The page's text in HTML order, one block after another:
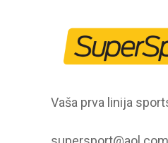
Vaša prva linija